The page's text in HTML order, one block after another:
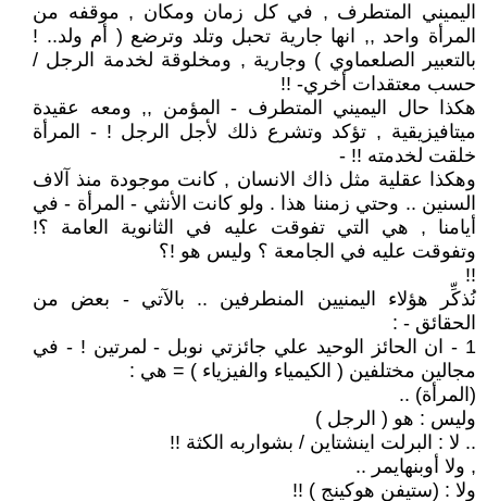
اليميني المتطرف , في كل زمان ومكان , موقفه من
المرأة واحد ,, انها جارية تحبل وتلد وترضع ( أم ولد.. !
بالتعبير الصلعماوي ) وجارية , ومخلوقة لخدمة الرجل /
حسب معتقدات أخري- !!
هكذا حال اليميني المتطرف - المؤمن ,, ومعه عقيدة
ميتافيزيقية , تؤكد وتشرع ذلك لأجل الرجل ! - المرأة
خلقت لخدمته !! -
وهكذا عقلية مثل ذاك الانسان , كانت موجودة منذ آلاف
السنين .. وحتي زمننا هذا . ولو كانت الأنثي - المرأة - في
أيامنا , هي التي تفوقت عليه في الثانوية العامة ؟!
وتفوقت عليه في الجامعة ؟ وليس هو !؟
!!
نُذكِّر هؤلاء اليمنيين المنطرفين .. بالآتي - بعض من
الحقائق - :
1 - ان الحائز الوحيد علي جائزتي نوبل - لمرتين ! - في
مجالين مختلفين ( الكيمياء والفيزياء ) = هي :
(المرأة) ..
وليس : هو ( الرجل )
.. لا : البرلت اينشتاين / بشواربه الكثة !!
, ولا أوبنهايمر ..
ولا : (ستيفن هوكينج ) !!